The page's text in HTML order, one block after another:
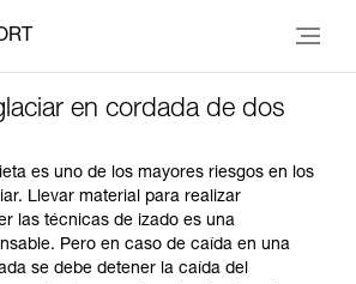
en cordada de dos
es uno de los mayores riesgos en los
Llevar material para realizar
las técnicas de izado es una
Pero en caso de caída en una
se debe detener la caída del